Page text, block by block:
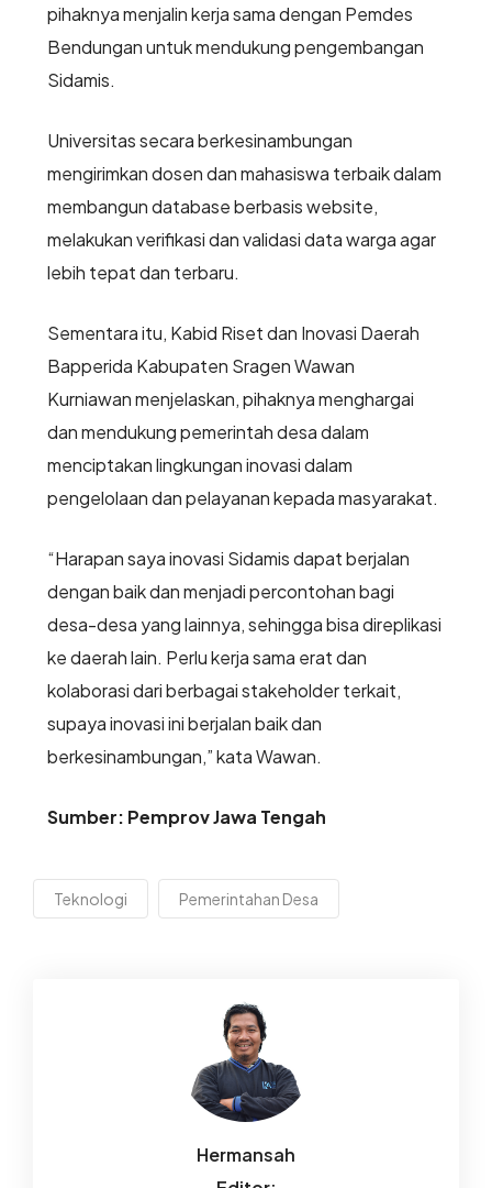
pihaknya menjalin kerja sama dengan Pemdes
Bendungan untuk mendukung pengembangan
Sidamis.
Universitas secara berkesinambungan
mengirimkan dosen dan mahasiswa terbaik dalam
membangun database berbasis website,
melakukan verifikasi dan validasi data warga agar
lebih tepat dan terbaru.
Sementara itu, Kabid Riset dan Inovasi Daerah
Bapperida Kabupaten Sragen Wawan
Kurniawan menjelaskan, pihaknya menghargai
dan mendukung pemerintah desa dalam
menciptakan lingkungan inovasi dalam
pengelolaan dan pelayanan kepada masyarakat.
“Harapan saya inovasi Sidamis dapat berjalan
dengan baik dan menjadi percontohan bagi
desa-desa yang lainnya, sehingga bisa direplikasi
ke daerah lain. Perlu kerja sama erat dan
kolaborasi dari berbagai stakeholder terkait,
supaya inovasi ini berjalan baik dan
berkesinambungan,” kata Wawan.
Sumber: Pemprov Jawa Tengah
Teknologi Pemerintahan Desa
Hermansah